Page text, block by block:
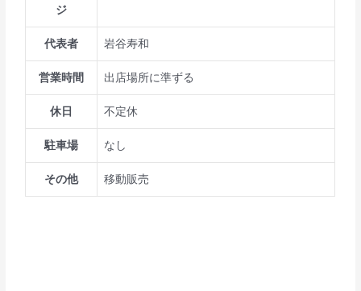
ジ
代表者 岩谷寿和
営業時間 出店場所に準ずる
休日 不定休
駐車場 なし
その他 移動販売